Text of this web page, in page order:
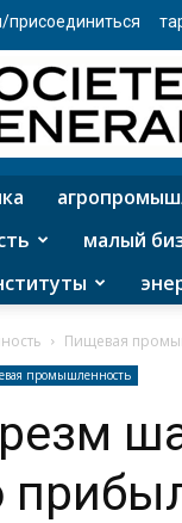
присоединиться
малый
Пищевая
промышленность